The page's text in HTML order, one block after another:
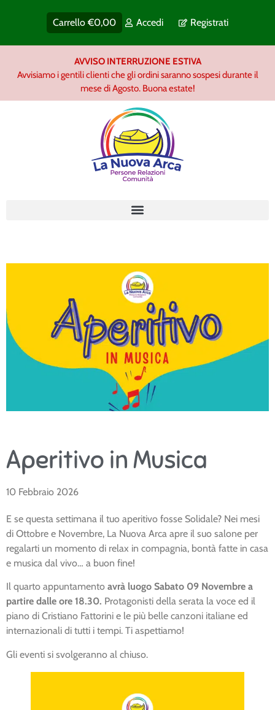
Carrello€0,00 Accedi Registrati
AVVISO INTERRUZIONE ESTIVA
Avvisiamo i gentili clienti che gli ordini saranno sospesi durante il
mese di Agosto. Buona estate!
Aperitivo in Musica
10 Febbraio 2026
E se questa settimana il tuo aperitivo fosse Solidale? Nei mesi
di Ottobre e Novembre, La Nuova Arca apre il suo salone per
regalarti un momento di relax in compagnia, bontà fatte in casa
e musica dal vivo… a buon fine!
Il quarto appuntamento avrà luogo Sabato 09 Novembre a
partire dalle ore 18.30. Protagonisti della serata la voce ed il
piano di Cristiano Fattorini e le più belle canzoni italiane ed
internazionali di tutti i tempi. Ti aspettiamo!
Gli eventi si svolgeranno al chiuso.